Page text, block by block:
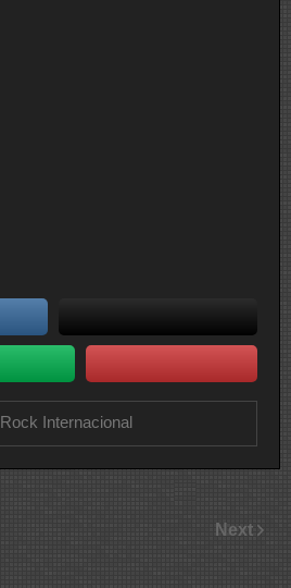
Rock Internacional
Next